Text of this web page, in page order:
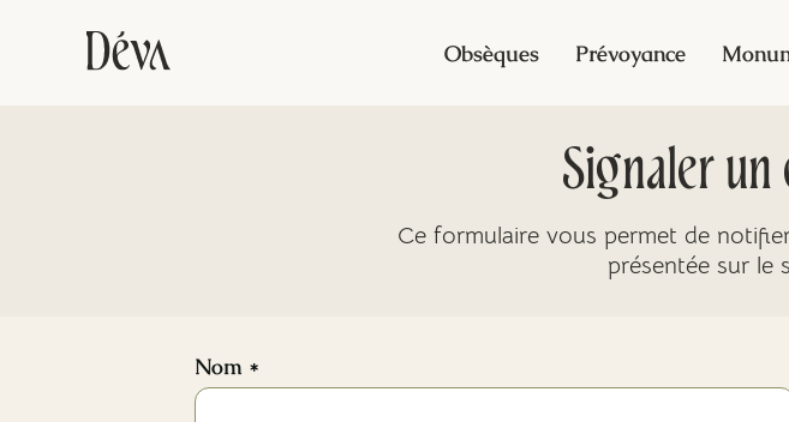
Obsèques Prévoyance
Signaler
Ce formulaire vous permet de
présentée sur le
Nom *